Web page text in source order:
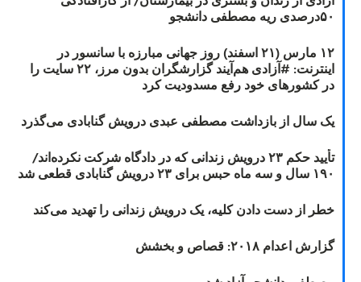
۵۰درصدی ریه مصطفی دانشجو
۱۲ مارس (۲۱ اسفند) روز جهانی مبارزه با سانسور در
اینترنت: #آزادی هم‌آیند گزارشگران‌ بدون مرز، ۲۲ سایت را
در کشورهای خود رفع مسدودیت کرد
یک سال از بازداشت مصطفی عبدی درویش گنابادی می‌گذرد
تأیید حکم ۲۳ درویش زندانی که در دادگاه شرکت نکرده‌اند/
۱۹۰ سال و سه ماه حبس برای ۲۳ درویش گنابادی قطعی شد
خطر از دست دادن کلیه، یک درویش زندانی را تهدید می‌کند
گزارش اعدام ۲۰۱۸: قصاص و بخشش